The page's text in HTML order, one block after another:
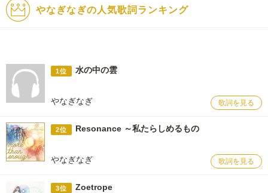
やなぎなぎの人気歌詞ランキング
1位 水の中の雲
やなぎなぎ 歌詞を見る
2位 Resonance ～私たらしめるもの
やなぎなぎ 歌詞を見る
3位 Zoetrope